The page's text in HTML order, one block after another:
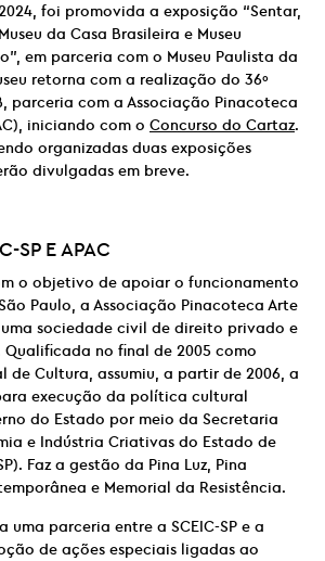
foi promovida a exposição “Sentar,
da Casa Brasileira e Museu
em parceria com o Museu Paulista da
retorna com a realização do 36º
parceria com a Associação Pinacoteca
iniciando com o Concurso do Cartaz.
organizadas duas exposições
divulgadas em breve.
SP EAPAC
o objetivo de apoiar o funcionamento
Paulo, a Associação Pinacoteca Arte
uma sociedade civil de direito privado e
Qualificada no final de 2005 como
de Cultura, assumiu, a partir de 2006, a
execução da política cultural
do Estado por meio da Secretaria
e Indústria Criativas do Estado de
Faz a gestão da Pina Luz, Pina
e Memorial da Resistência.
uma parceria entre a SCEIC-SP e a
de ações especiais ligadas ao